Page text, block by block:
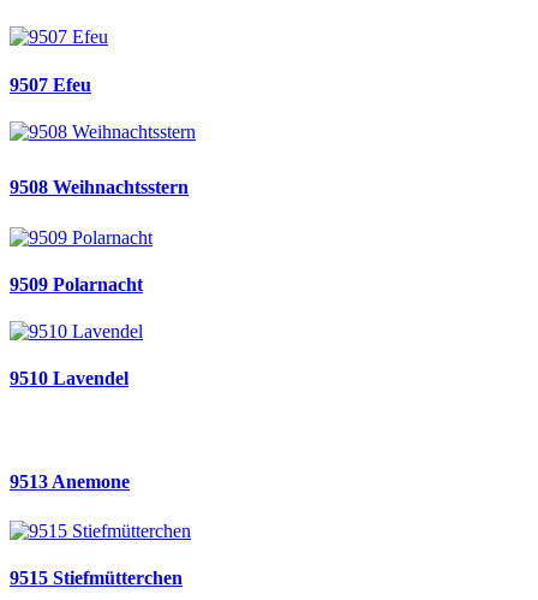
9507 Efeu
9508 Weihnachtsstern
9509 Polarnacht
9510 Lavendel
9513 Anemone
9515 Stiefmütterchen